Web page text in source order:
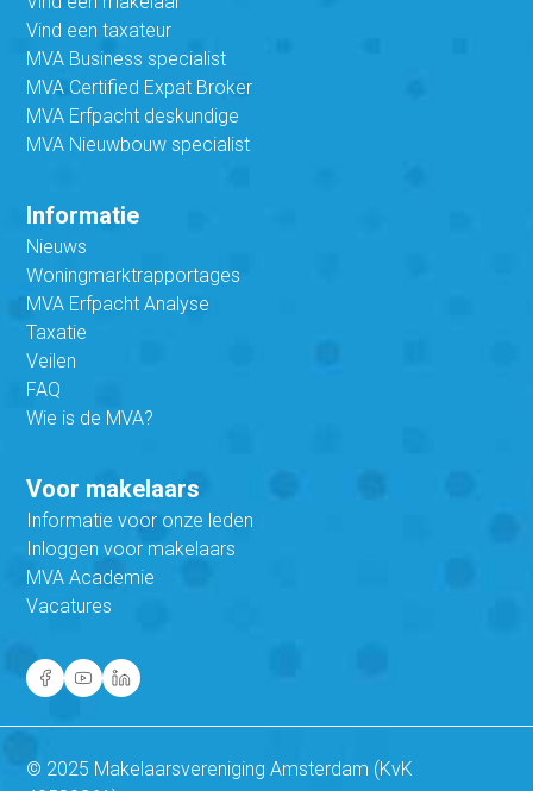
Vind een taxateur
MVA Business specialist
MVA Certified Expat Broker
MVA Erfpacht deskundige
MVA Nieuwbouw specialist
Informatie
Nieuws
Woningmarktrapportages
MVA Erfpacht Analyse
Taxatie
Veilen
FAQ
Wie is de MVA?
Voor makelaars
Informatie voor onze leden
Inloggen voor makelaars
MVA Academie
Vacatures
© 2025 Makelaarsvereniging Amsterdam (KvK